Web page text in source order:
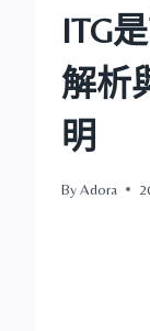
ITG
解析
明
ByAdora